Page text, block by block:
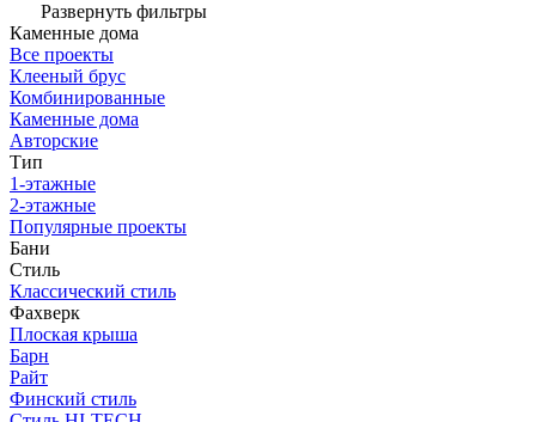
Развернуть фильтры
Каменные дома
Все проекты
Клееный брус
Комбинированные
Каменные дома
Авторские
Тип
1-этажные
2-этажные
Популярные проекты
Бани
Стиль
Классический стиль
Фахверк
Плоская крыша
Барн
Райт
Финский стиль